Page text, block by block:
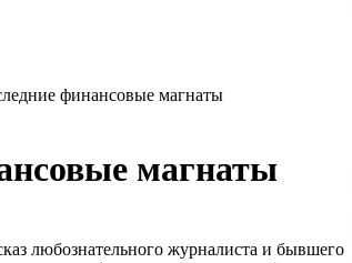
финансовые магнаты
магнаты
любознательного журналиста и бывшего